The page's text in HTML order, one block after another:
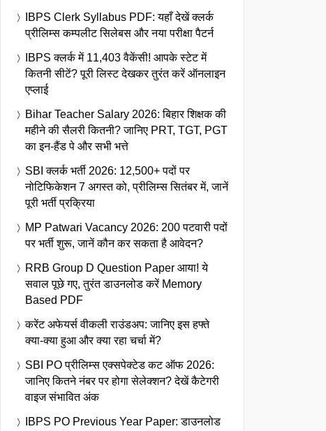
IBPS Clerk Syllabus PDF: यहाँ देखें क्लर्क
प्रीलिम्स कम्पलीट सिलेबस और नया परीक्षा पैटर्न
IBPS क्लर्क में 11,403 वैकेंसी! आपके स्टेट में
कितनी सीटें? पूरी लिस्ट देखकर तुरंत करें ऑनलाइन
एप्लाई
Bihar Teacher Salary 2026: बिहार शिक्षक की
महीने की सैलरी कितनी? जानिए PRT, TGT, PGT
का इन-हैंड पे और सभी भत्ते
SBI क्लर्क भर्ती 2026: 12,500+ पदों पर
नोटिफिकेशन 7 अगस्त को, प्रीलिम्स सितंबर में, जानें
पूरी भर्ती प्रक्रिया
MP Patwari Vacancy 2026: 200 पटवारी पदों
पर भर्ती शुरू, जानें कौन कर सकता है आवेदन?
RRB Group D Question Paper आया! ये
सवाल पूछे गए, तुरंत डाउनलोड करें Memory
Based PDF
करेंट अफेयर्स वीकली राउंडअप: जानिए इस हफ्ते
क्या-क्या हुआ और क्या रहा चर्चा में?
SBI PO प्रीलिम्स एक्सपेक्टेड कट ऑफ 2026:
जानिए कितने नंबर पर होगा सेलेक्शन? देखें कैटेगरी
वाइज संभावित अंक
IBPS PO Previous Year Paper: डाउनलोड